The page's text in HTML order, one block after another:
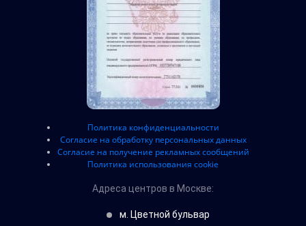
Политика конфиденциальности
Согласие на обработку персональных данных
Согласие на получение рекламных сообщений
Политика использования cookie
Адреса центров в Москве:
м. Цветной бульвар